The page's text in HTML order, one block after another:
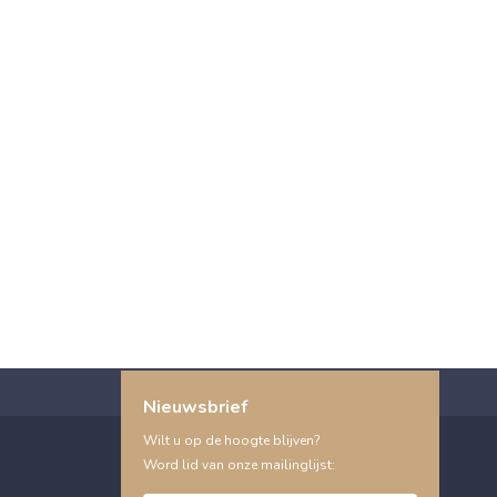
Nieuwsbrief
Wilt u op de hoogte blijven?
Word lid van onze mailinglijst: